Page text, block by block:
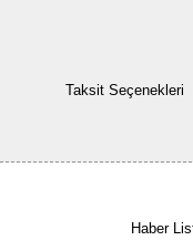
Taksit Seçenekleri
Haber